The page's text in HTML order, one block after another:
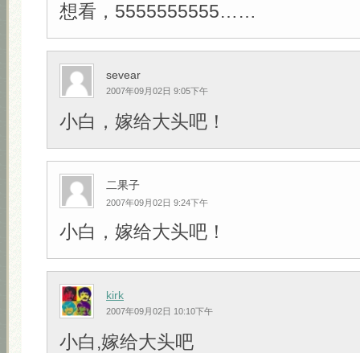
想看，5555555555……
sevear
2007年09月02日 9:05下午
小白，嫁给大头吧！
二果子
2007年09月02日 9:24下午
小白，嫁给大头吧！
kirk
2007年09月02日 10:10下午
小白,嫁给大头吧